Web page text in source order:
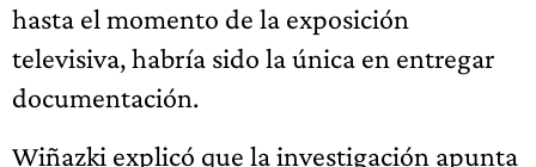
hasta el momento de la exposición
televisiva, habría sido la única en entregar
documentación.
Wiñazki explicó que la investigación apunta